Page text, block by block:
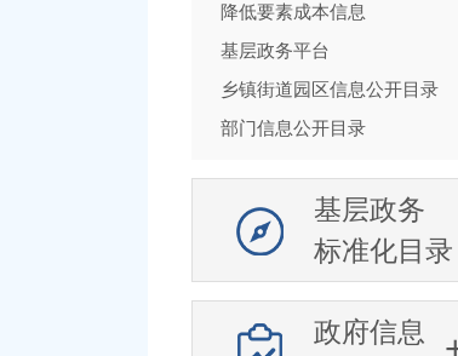
降低要素成本信息
基层政务平台
乡镇街道园区信息公开目录
部门信息公开目录
基层政务
标准化目录
政府信息